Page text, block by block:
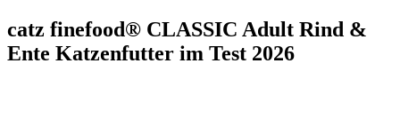
catz finefood® CLASSIC Adult Rind &
Ente Katzenfutter im Test 2026